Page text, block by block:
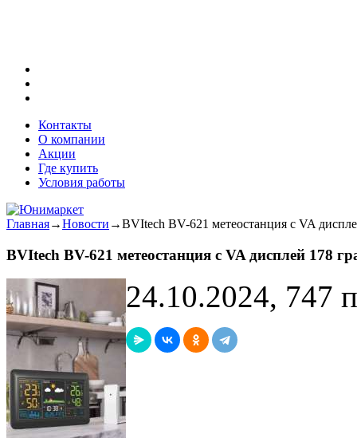
Контакты
О компании
Акции
Где купить
Условия работы
Главная→Новости →BVItech BV-621 метеостанция с VA
BVItech BV-621 метеостанция с VA дисплей 178
24.10.2024, 747